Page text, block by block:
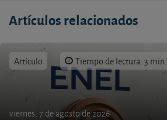
Artículos relacionados
Artículo Tiempo de lectura: 3 min.
viernes, 7 de agosto de 2026